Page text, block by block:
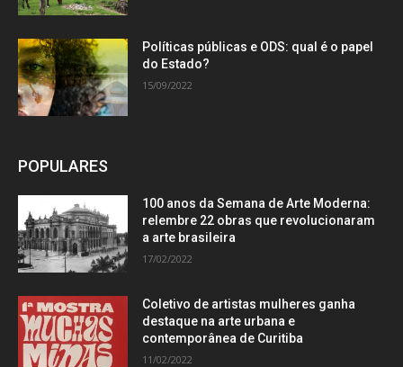
Políticas públicas e ODS: qual é o papel
do Estado?
15/09/2022
POPULARES
100 anos da Semana de Arte Moderna:
relembre 22 obras que revolucionaram
a arte brasileira
17/02/2022
Coletivo de artistas mulheres ganha
destaque na arte urbana e
contemporânea de Curitiba
11/02/2022